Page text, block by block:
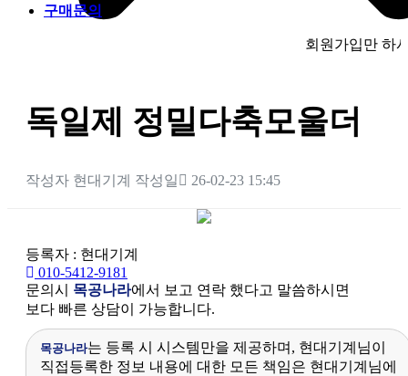
구매문의
회원가입만 하시면 목
독일제 정밀다축모울더
작성자 현대기계 작성일 26-02-23 15:45
등록자 : 현대기계
010-5412-9181
문의시 목공나라에서 보고 연락 했다고 말씀하시면
보다 빠른 상담이 가능합니다.
목공나라는 등록 시 시스템만을 제공하며, 현대기계님이
직접등록한 정보 내용에 대한 모든 책임은 현대기계님에